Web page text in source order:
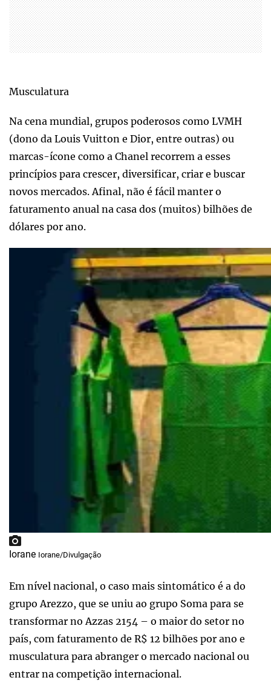
Musculatura
Na cena mundial, grupos poderosos como LVMH
(dono da Louis Vuitton e Dior, entre outras) ou
marcas-ícone como a Chanel recorrem a esses
princípios para crescer, diversificar, criar e buscar
novos mercados. Afinal, não é fácil manter o
faturamento anual na casa dos (muitos) bilhões de
dólares por ano.
Iorane Iorane/Divulgação
Em nível nacional, o caso mais sintomático é a do
grupo Arezzo, que se uniu ao grupo Soma para se
transformar no Azzas 2154 – o maior do setor no
país, com faturamento de R$ 12 bilhões por ano e
musculatura para abranger o mercado nacional ou
entrar na competição internacional.